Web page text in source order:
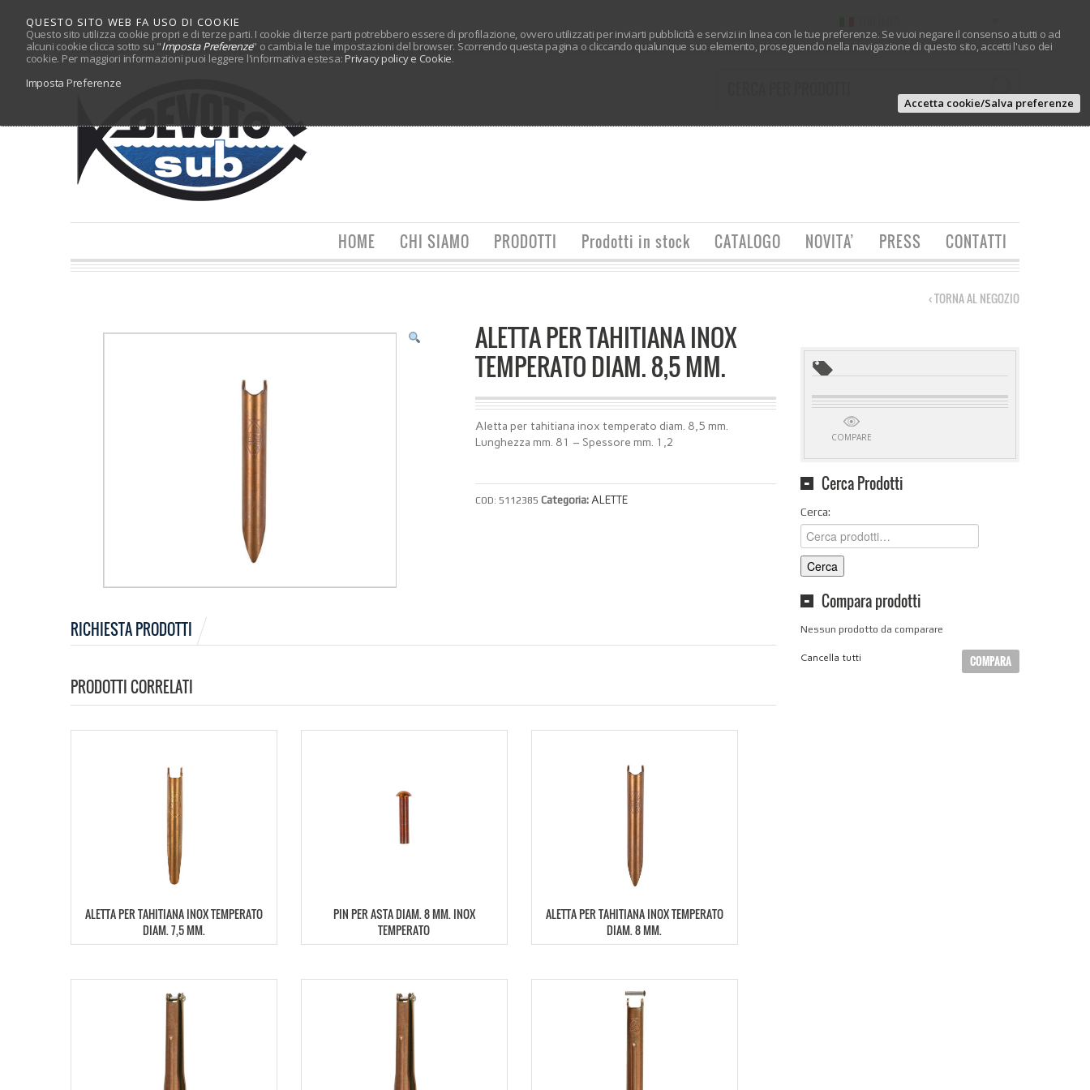
QUESTO SITO WEB FA USO DI COOKIE
Questo sito utilizza cookie propri e di terze parti. I cookie di terze parti potrebbero essere di profilazione, ovvero utilizzati per inviarti pubblicità e servizi in linea con le tue preferenze. Se vuoi negare il consenso a tutti o ad
alcuni cookie clicca sotto su "Imposta Preferenze" o cambia le tue impostazioni del browser. Scorrendo questa pagina o cliccando qualunque suo elemento, proseguendo nella navigazione di questo sito, accetti l'uso dei
cookie. Per maggiori informazioni puoi leggere l'informativa estesa: Privacy policy e Cookie.
Imposta Preferenze
Accetta cookie/Salva preferenze
HOME CHI SIAMO PRODOTTI Prodotti in stock CATALOGO NOVITA’ PRESS CONTATTI
‹ TORNA AL NEGOZIO
ALETTA PER TAHITIANA INOX
TEMPERATO DIAM. 8,5 MM.
Aletta per tahitiana inox temperato diam. 8,5 mm.
Lunghezza mm. 81 – Spessore mm. 1,2
COD: 5112385 Categoria: ALETTE
RICHIESTA PRODOTTI
PRODOTTI CORRELATI
ALETTA PER TAHITIANA INOX TEMPERATO
DIAM. 7,5 MM.
PIN PER ASTA DIAM. 8 MM. INOX
TEMPERATO
ALETTA PER TAHITIANA INOX TEMPERATO
DIAM. 8 MM.
COMPARE
Cerca Prodotti
Cerca:
Cerca
Compara prodotti
Nessun prodotto da comparare
Cancella tutti COMPARA